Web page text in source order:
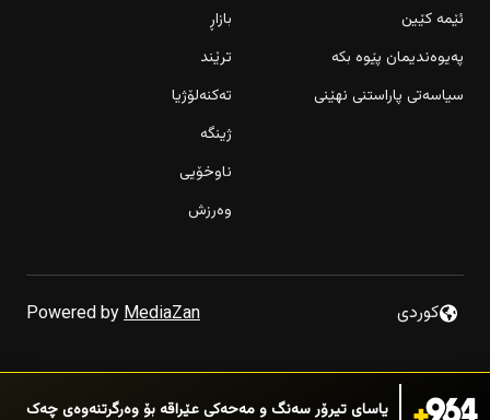
ئێمە کێین
پەیوەندیمان پێوە بکە
سیاسەتی پاراستنی نهێنی
بازاڕ
ترێند
تەکنەلۆژیا
ژینگە
ناوخۆیی
وەرزش
كوردى Powered byMediaZan
یاسای تیرۆر سەنگ و مەحەکی عێراقە بۆ وەرگرتنەوەی چەک